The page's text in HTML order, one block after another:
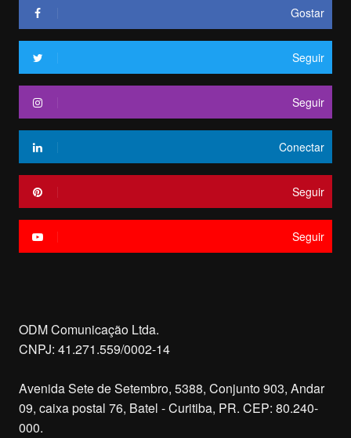
Gostar
Seguir
Seguir
Conectar
Seguir
Seguir
ODM Comunicação Ltda.
CNPJ: 41.271.559/0002-14
Avenida Sete de Setembro, 5388, Conjunto 903, Andar
09, caixa postal 76, Batel - Curitiba, PR. CEP: 80.240-
000.